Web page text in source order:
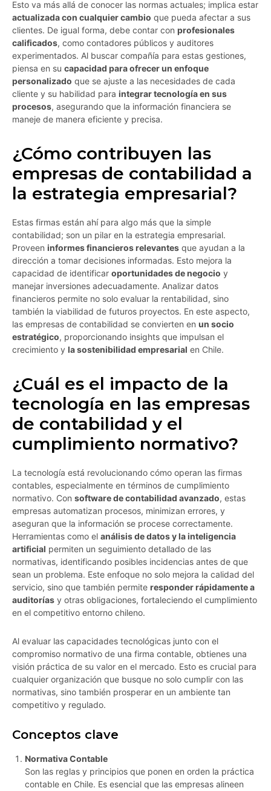
Esto va más allá de conocer las normas actuales; implica estar
actualizada con cualquier cambio que pueda afectar a sus
clientes. De igual forma, debe contar con profesionales
calificados, como contadores públicos y auditores
experimentados. Al buscar compañía para estas gestiones,
piensa en su capacidad para ofrecer un enfoque
personalizado que se ajuste a las necesidades de cada
cliente y su habilidad para integrar tecnología en sus
procesos, asegurando que la información financiera se
maneje de manera eficiente y precisa.
¿Cómo contribuyen las
empresas de contabilidad a
la estrategia empresarial?
Estas firmas están ahí para algo más que la simple
contabilidad; son un pilar en la estrategia empresarial.
Proveen informes financieros relevantes que ayudan a la
dirección a tomar decisiones informadas. Esto mejora la
capacidad de identificar oportunidades de negocio y
manejar inversiones adecuadamente. Analizar datos
financieros permite no solo evaluar la rentabilidad, sino
también la viabilidad de futuros proyectos. En este aspecto,
las empresas de contabilidad se convierten en un socio
estratégico, proporcionando insights que impulsan el
crecimiento y la sostenibilidad empresarial en Chile.
¿Cuál es el impacto de la
tecnología en las empresas
de contabilidad y el
cumplimiento normativo?
La tecnología está revolucionando cómo operan las firmas
contables, especialmente en términos de cumplimiento
normativo. Con software de contabilidad avanzado, estas
empresas automatizan procesos, minimizan errores, y
aseguran que la información se procese correctamente.
Herramientas como el análisis de datos y la inteligencia
artificial permiten un seguimiento detallado de las
normativas, identificando posibles incidencias antes de que
sean un problema. Este enfoque no solo mejora la calidad del
servicio, sino que también permite responder rápidamente a
auditorías y otras obligaciones, fortaleciendo el cumplimiento
en el competitivo entorno chileno.
Al evaluar las capacidades tecnológicas junto con el
compromiso normativo de una firma contable, obtienes una
visión práctica de su valor en el mercado. Esto es crucial para
cualquier organización que busque no solo cumplir con las
normativas, sino también prosperar en un ambiente tan
competitivo y regulado.
Conceptos clave
Normativa Contable
Son las reglas y principios que ponen en orden la práctica
contable en Chile. Es esencial que las empresas alineen